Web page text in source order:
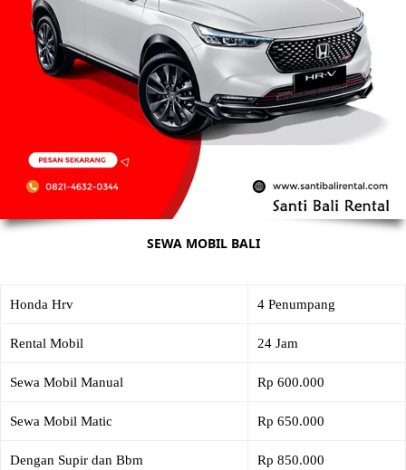
SEWA MOBIL BALI
Honda Hrv 4 Penumpang
Rental Mobil 24 Jam
Sewa Mobil Manual Rp 600.000
Sewa Mobil Matic Rp 650.000
Dengan Supir dan Bbm Rp 850.000